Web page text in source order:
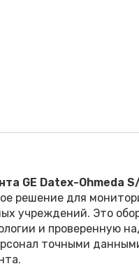
GE Datex-Ohmeda
решение для
учреждений. Это
и проверенную
точными